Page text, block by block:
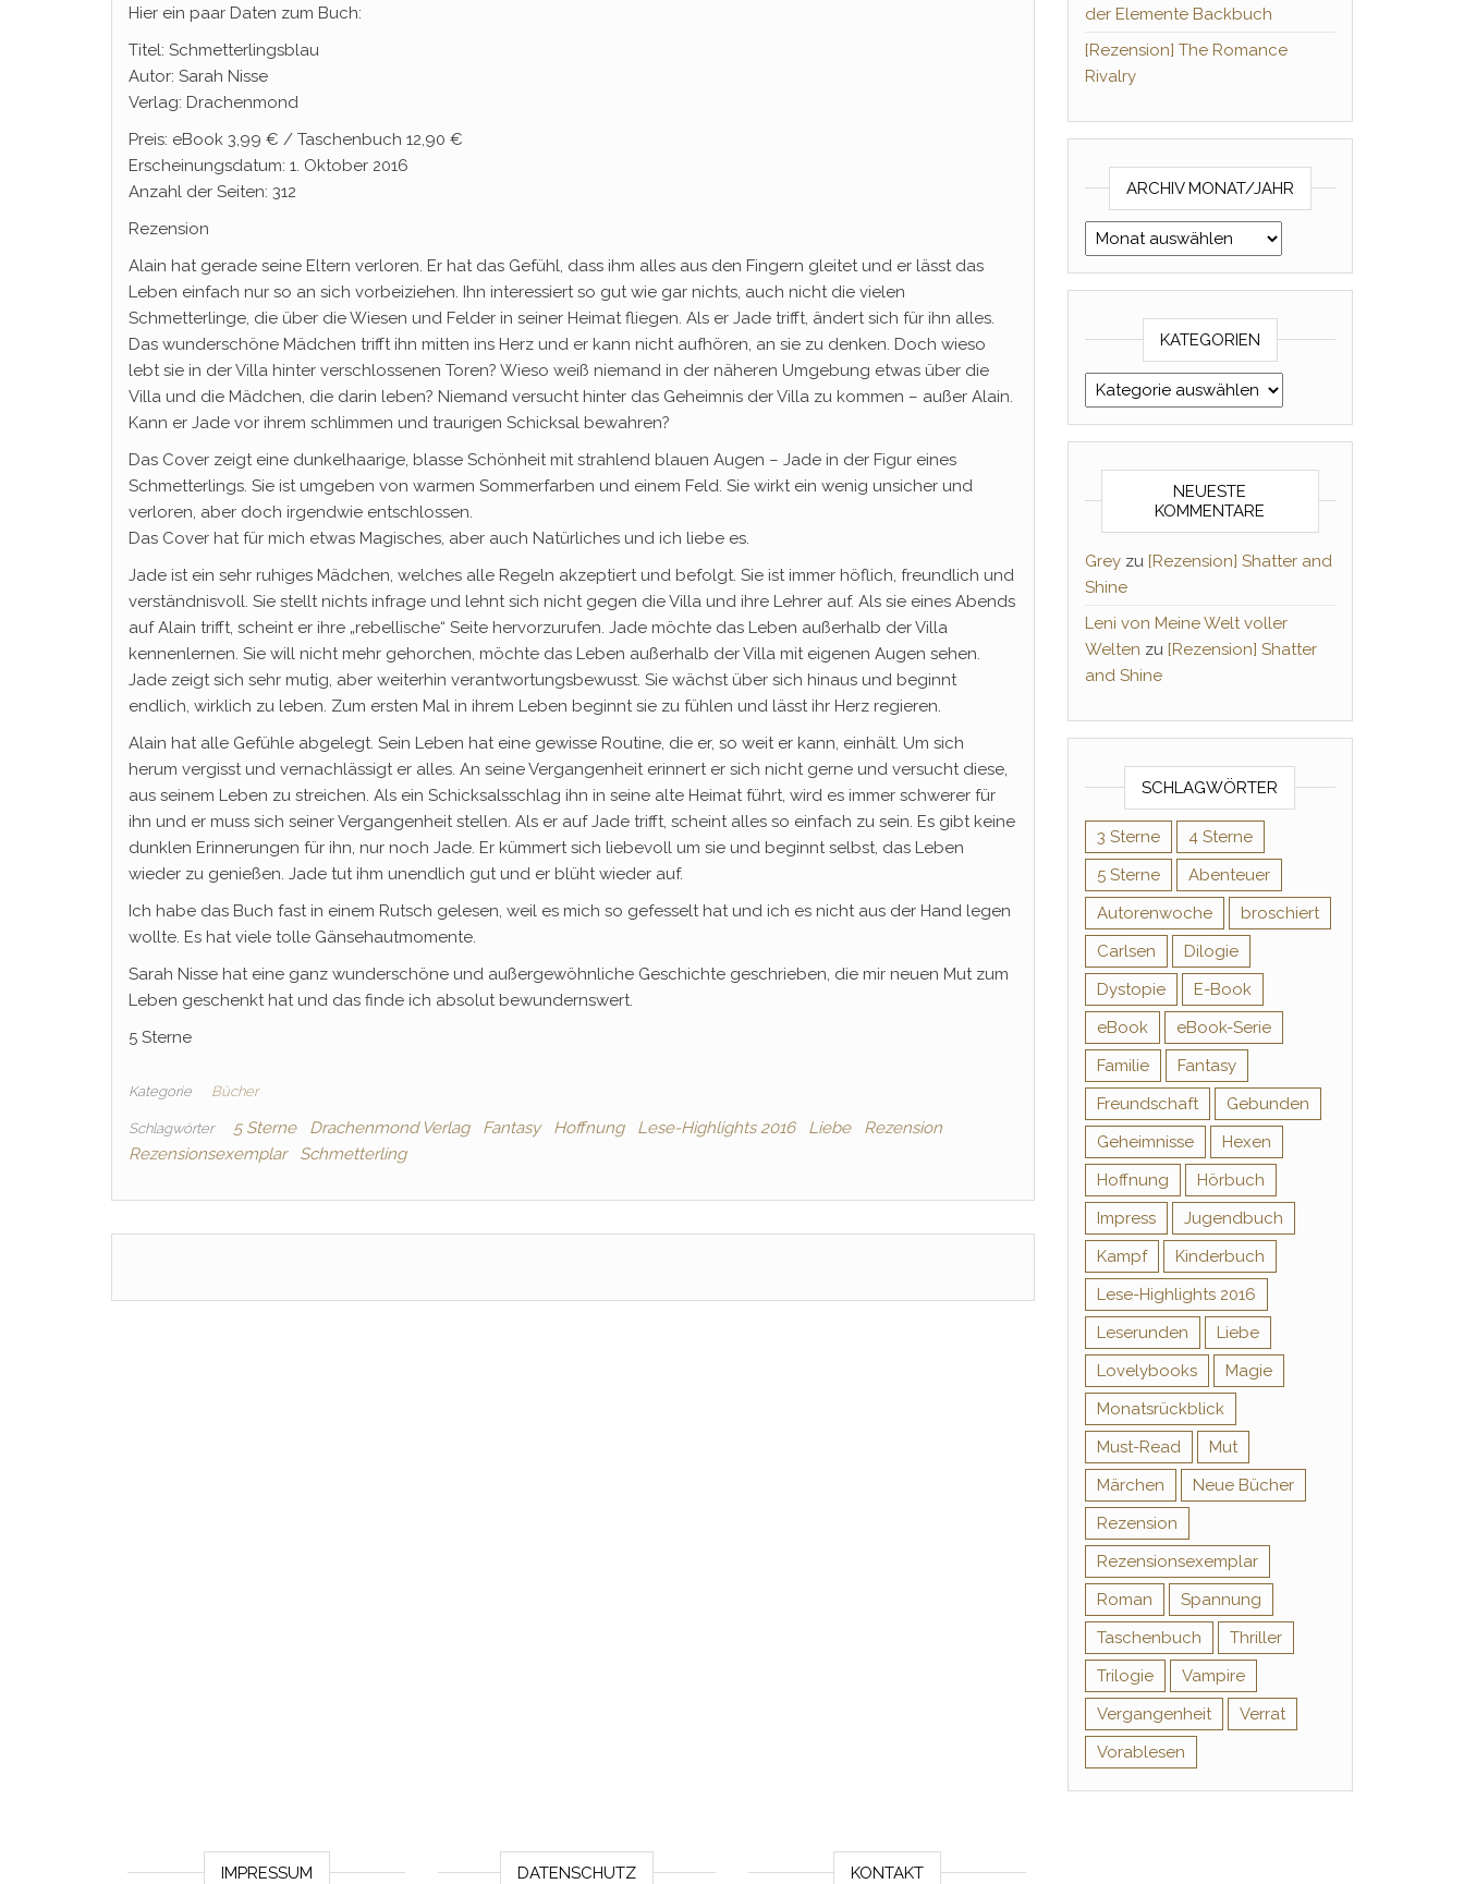
Hier ein paar Daten zum Buch:
Titel: Schmetterlingsblau
Autor: Sarah Nisse
Verlag: Drachenmond
Preis: eBook 3,99 € / Taschenbuch 12,90 €
Erscheinungsdatum: 1. Oktober 2016
Anzahl der Seiten: 312
Rezension
Alain hat gerade seine Eltern verloren. Er hat das Gefühl, dass ihm alles aus den Fingern gleitet und er lässt das
Leben einfach nur so an sich vorbeiziehen. Ihn interessiert so gut wie gar nichts, auch nicht die vielen
Schmetterlinge, die über die Wiesen und Felder in seiner Heimat fliegen. Als er Jade trifft, ändert sich für ihn alles.
Das wunderschöne Mädchen trifft ihn mitten ins Herz und er kann nicht aufhören, an sie zu denken. Doch wieso
lebt sie in der Villa hinter verschlossenen Toren? Wieso weiß niemand in der näheren Umgebung etwas über die
Villa und die Mädchen, die darin leben? Niemand versucht hinter das Geheimnis der Villa zu kommen – außer Alain.
Kann er Jade vor ihrem schlimmen und traurigen Schicksal bewahren?
Das Cover zeigt eine dunkelhaarige, blasse Schönheit mit strahlend blauen Augen – Jade in der Figur eines
Schmetterlings. Sie ist umgeben von warmen Sommerfarben und einem Feld. Sie wirkt ein wenig unsicher und
verloren, aber doch irgendwie entschlossen.
Das Cover hat für mich etwas Magisches, aber auch Natürliches und ich liebe es.
Jade ist ein sehr ruhiges Mädchen, welches alle Regeln akzeptiert und befolgt. Sie ist immer höflich, freundlich und
verständnisvoll. Sie stellt nichts infrage und lehnt sich nicht gegen die Villa und ihre Lehrer auf. Als sie eines Abends
auf Alain trifft, scheint er ihre „rebellische“ Seite hervorzurufen. Jade möchte das Leben außerhalb der Villa
kennenlernen. Sie will nicht mehr gehorchen, möchte das Leben außerhalb der Villa mit eigenen Augen sehen.
Jade zeigt sich sehr mutig, aber weiterhin verantwortungsbewusst. Sie wächst über sich hinaus und beginnt
endlich, wirklich zu leben. Zum ersten Mal in ihrem Leben beginnt sie zu fühlen und lässt ihr Herz regieren.
Alain hat alle Gefühle abgelegt. Sein Leben hat eine gewisse Routine, die er, so weit er kann, einhält. Um sich
herum vergisst und vernachlässigt er alles. An seine Vergangenheit erinnert er sich nicht gerne und versucht diese,
aus seinem Leben zu streichen. Als ein Schicksalsschlag ihn in seine alte Heimat führt, wird es immer schwerer für
ihn und er muss sich seiner Vergangenheit stellen. Als er auf Jade trifft, scheint alles so einfach zu sein. Es gibt keine
dunklen Erinnerungen für ihn, nur noch Jade. Er kümmert sich liebevoll um sie und beginnt selbst, das Leben
wieder zu genießen. Jade tut ihm unendlich gut und er blüht wieder auf.
Ich habe das Buch fast in einem Rutsch gelesen, weil es mich so gefesselt hat und ich es nicht aus der Hand legen
wollte. Es hat viele tolle Gänsehautmomente.
Sarah Nisse hat eine ganz wunderschöne und außergewöhnliche Geschichte geschrieben, die mir neuen Mut zum
Leben geschenkt hat und das finde ich absolut bewundernswert.
5 Sterne
Kategorie Bücher
Schlagwörter 5 Sterne Drachenmond Verlag Fantasy Hoffnung Lese-Highlights 2016 Liebe
Rezension
Rezensionsexemplar
Schmetterling
der Elemente Backbuch
[Rezension] The Romance
Rivalry
ARCHIV MONAT/JAHR
Archiv Monat/Jahr
KATEGORIEN
Kategorien
NEUESTE
KOMMENTARE
Greyzu [Rezension] Shatter and
Shine
Leni von Meine Welt voller
Welten zu [Rezension] Shatter
and Shine
SCHLAGWÖRTER
3 Sterne
4 Sterne
5 Sterne
Abenteuer
Autorenwoche
broschiert
Carlsen
Dilogie
Dystopie
E-Book
eBook
eBook-Serie
Familie
Fantasy
Freundschaft
Gebunden
Geheimnisse
Hexen
Hoffnung
Hörbuch
Impress
Jugendbuch
Kampf
Kinderbuch
Lese-Highlights 2016
Leserunden
Liebe
Lovelybooks
Magie
Monatsrückblick
Must-Read
Mut
Märchen
Neue Bücher
Rezension
Rezensionsexemplar
Roman
Spannung
Taschenbuch
Thriller
Trilogie
Vampire
Vergangenheit
Verrat
Vorablesen
IMPRESSUM DATENSCHUTZ KONTAKT